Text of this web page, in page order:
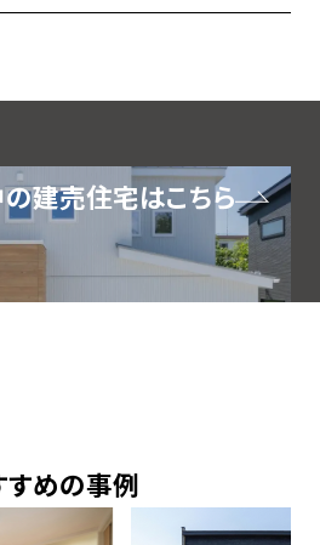
建売住宅はこちら
すめの事例